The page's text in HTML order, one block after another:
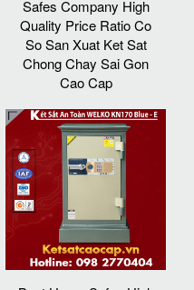
Safes Company High
Quality Price Ratio Co
So San Xuat Ket Sat
Chong Chay Sai Gon
Cao Cap